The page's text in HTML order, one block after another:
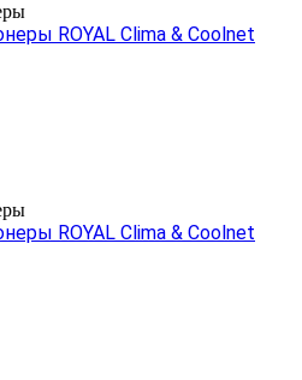
ROYAL Clima & Coolnet
ROYAL Clima & Coolnet